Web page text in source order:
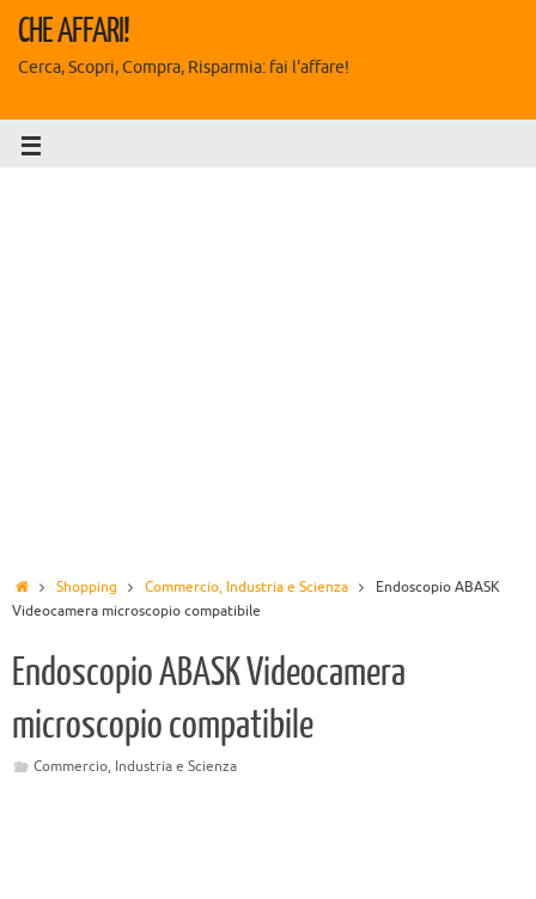
CHE AFFARI!
Cerca, Scopri, Compra, Risparmia: fai l'affare!
Shopping Commercio, Industria e Scienza
Endoscopio ABASK
Videocamera microscopio compatibile
Endoscopio ABASK Videocamera
microscopio compatibile
Commercio, Industria e Scienza